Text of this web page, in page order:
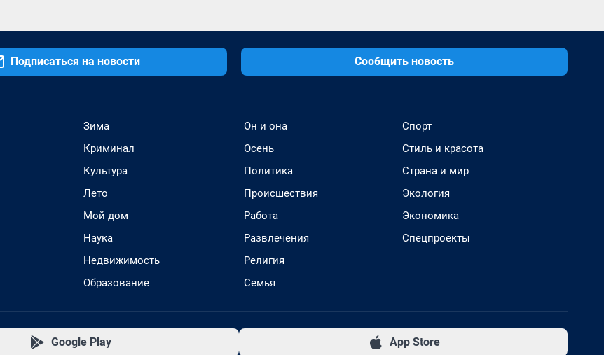
Подписаться на новости Сообщить новость
Зима
Криминал
Культура
Лето
Мой дом
Наука
Недвижимость
Образование
Он и она
Осень
Политика
Происшествия
Работа
Развлечения
Религия
Семья
Спорт
Стиль и красота
Страна и мир
Экология
Экономика
Спецпроекты
Google Play App Store